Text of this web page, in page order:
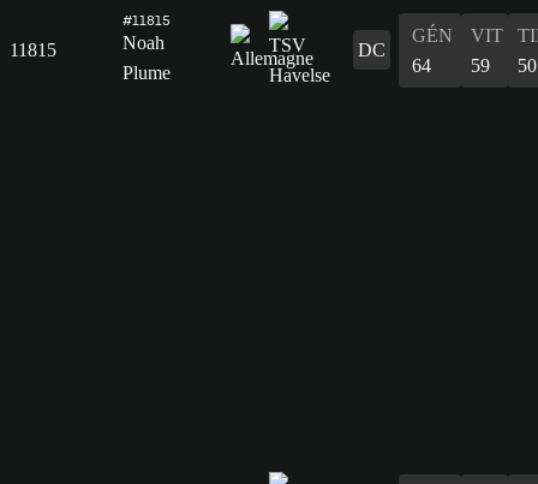
11815
#11815
Noah
Plume
DC
GÉN
64
VIT
59
50